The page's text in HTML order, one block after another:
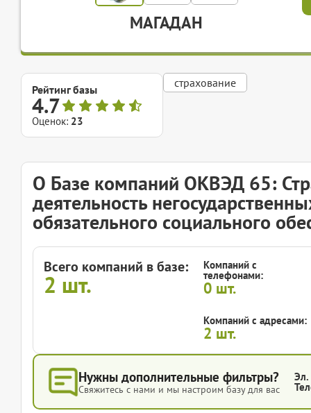
МАГАДАН
Рейтинг базы
4.7
Оценок: 23
страхование
О Базе компаний ОКВЭД 65:
деятельность
обязательного социального
Всего компаний в базе:
2 шт.
Компаний с
телефонами:
0 шт.
Компаний с адресами:
2 шт.
Нужны дополнительные фильтры?
Свяжитесь с нами и мы настроим базу для вас
Эл.